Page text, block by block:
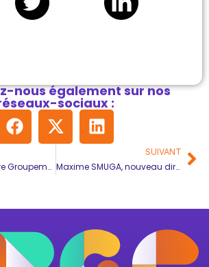
nous également sur nos
sociaux :
Vidéo – Séminaire Groupements d’Employeurs d’Occitanie 2024
SUIVANT
Maxime SMUGA, nouveau directeur du CRGE Occitanie